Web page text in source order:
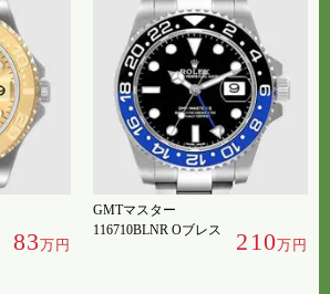
83万円
GMTマスター
116710BLNR Oブレス
210万円